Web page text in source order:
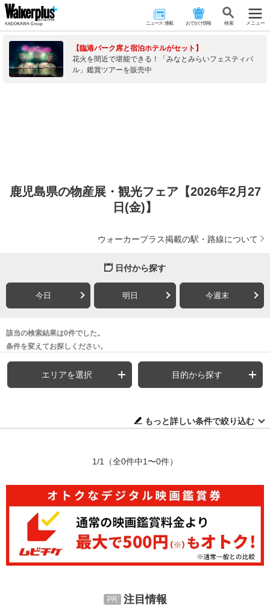
ニュース･連載 おでかけ情報 検 索 メニュー
【臨港パーク席と宿泊ホテルがセット】
花火を間近で堪能できる！「みなとみらいフェスティバ
ル」鑑賞ツアーを販売中
鹿児島県の物産展・観光フェア【2026年2月27
日(金)】
ウォーカープラス掲載の駅・路線について
日付から探す
今日 明日 今週末
該当の検索結果は0件でした。
条件を変えてお探しください。
エリアを選択 目的から探す
もっと詳しい条件で絞り込む
1/1 （全0件中1〜0件）
注目情報